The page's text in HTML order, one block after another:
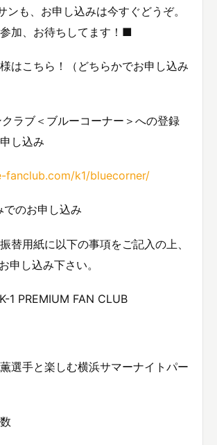
ンも、お申し込みは今すぐどうぞ。
加、お待ちしてます！■
はこちら！（どちらかでお申し込み
ラブ＜ブルーコーナー＞への登録
し込み
fanclub.com/k1/bluecorner/
のお申し込み
替用紙に以下の事項をご記入の上、
申し込み下さい。
1 PREMIUM FAN CLUB
薫選手と楽しむ横浜サマーナイトパー